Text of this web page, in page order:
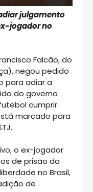
julgamento
jogador no
Falcão, do
negou pedido
para adiar a
do governo
cumprir
marcado para
o ex-jogador
de prisão da
no Brasil,
de